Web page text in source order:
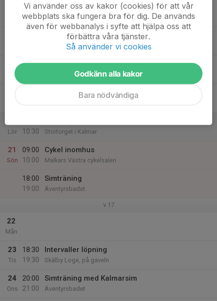
20:00
21:00
Simträning med Kalmarsim
Äventyrsbadet
Simträning med Kalmarsim
Äventyrsbadet
18:30
Cykel inomhus intervaller
Malkars Västra cykelsalen
Lör
10:30
Stortorget i Kalmar
21
Sön
09:00
10:00
Cykel inomhus
Malkars Västra cykelsalen
18:00
19:00
Simträning
Äventyrsbadet
v.17
22
Mån
23
Tis
18:30
19:30
Intervaller löpning
Skälby Loge, på gaveln
24
Ons
20:00
21:00
Simträning med Kalmarsim
Äventyrsbadet
Vi använder oss av kakor (cookies) för att vår
webbplats ska fungera bra för dig. De används
även för webbanalys i syfte att hjälpa oss att
förbättra våra tjänster.
Så använder vi cookies
Godkänn alla kakor
Bara nödvändiga